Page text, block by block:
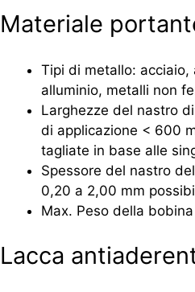
Materiale
Tipi di metallo: acciaio,
alluminio, metalli non
Larghezze del nastro
di applicazione < 600
tagliate in base alle
Spessore del nastro
0,20 a 2,00 mm
Max. Peso della
Lacca